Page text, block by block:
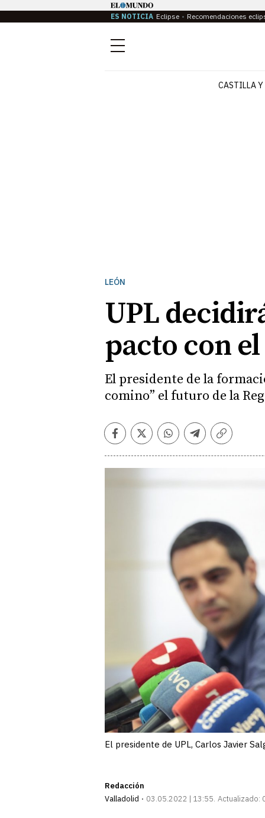
ES NOTICIA Eclipse Recomendaciones
Menú
CASTILLA Y
LEÓN
UPL
pacto con
El presidente de la
comino” el futuro de la
Facebook
TwitterWhatsapp
Telegram
Copiar
El presidente de UPL, Carlos Javier
Redacción
Valladolid
03.05.2022 | 13:55 Actualizado: